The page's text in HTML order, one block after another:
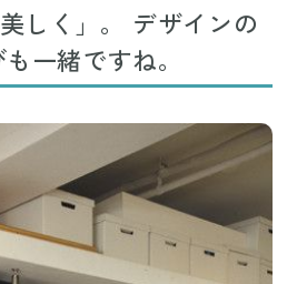
しく」。 デザインの
一緒ですね。